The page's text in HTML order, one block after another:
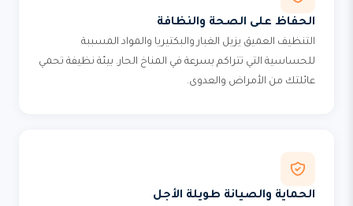
الحفاظ على الصحة والنظافة
التنظيف العميق يزيل الغبار والبكتيريا والمواد المسببة
للحساسية التي تتراكم بسرعة في المناخ الحار. بيئة نظيفة تحمي
عائلتك من الأمراض والعدوى.
الحماية والصيانة طويلة الأجل